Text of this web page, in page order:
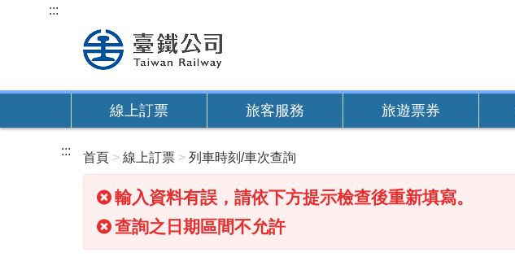
內
:::
線上訂票 旅客服務 旅遊票券
::: 首頁 線上訂票 列車時刻/車次查詢
輸入資料有誤，請依下方提示檢查後重新填寫。
查詢之日期區間不允許